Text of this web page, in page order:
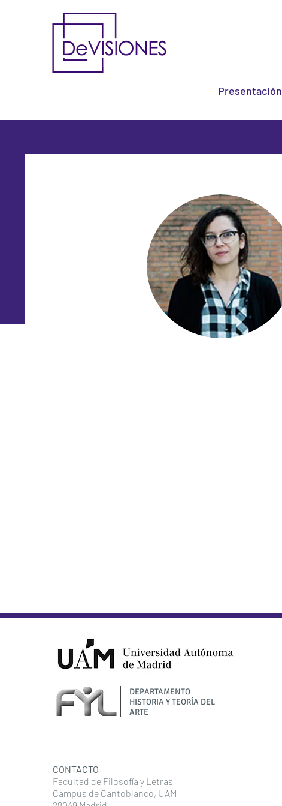
Presentación
DEPARTAMENTO
HISTORIA Y TEORÍA DEL
ARTE
CONTACTO
Facultad de Filosofía y Letras
Campus de Cantoblanco, UAM